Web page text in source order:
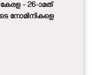
- 26-ാമത്
നോമിനികളെ